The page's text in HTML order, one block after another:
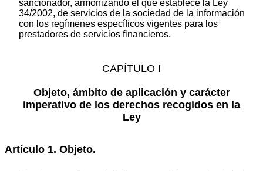
sancionador, armonizando el que establece la Ley
34/2002, de servicios de la sociedad de la información
con los regímenes específicos vigentes para los
prestadores de servicios financieros.
CAPÍTULO I
Objeto, ámbito de aplicación y carácter
imperativo de los derechos recogidos en la
Ley
Artículo 1. Objeto.